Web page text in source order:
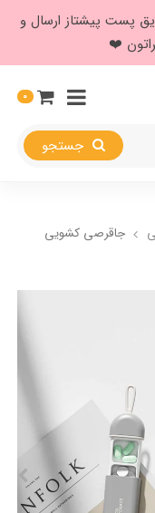
ثبت، از طریق پست پیشتاز ارسال و
❤️
0
جاقرصی کشویی